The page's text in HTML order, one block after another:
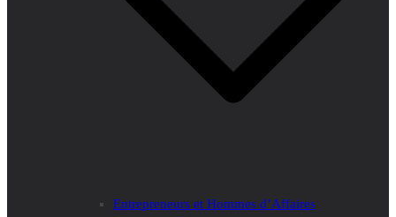
Entrepreneurs et Hommes d’Affaires